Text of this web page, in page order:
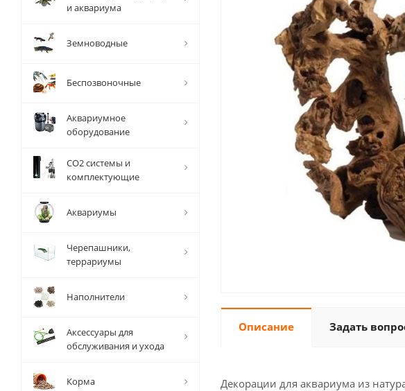
Описание Задать
Декорации для аквариума из
и аквариума
Земноводные
Беспозвоночные
Аквариумное
оборудование
СО2 системы и
комплектующие
Аквариумы
Черепашники,
террариумы
Наполнители
Аксессуары для
обслуживания и ухода
Корма